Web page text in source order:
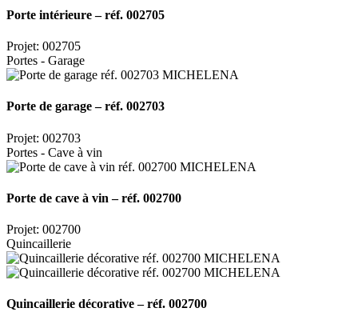
Porte intérieure – réf. 002705
Projet: 002705
Portes - Garage
Porte de garage – réf. 002703
Projet: 002703
Portes - Cave à vin
Porte de cave à vin – réf. 002700
Projet: 002700
Quincaillerie
Quincaillerie décorative – réf. 002700